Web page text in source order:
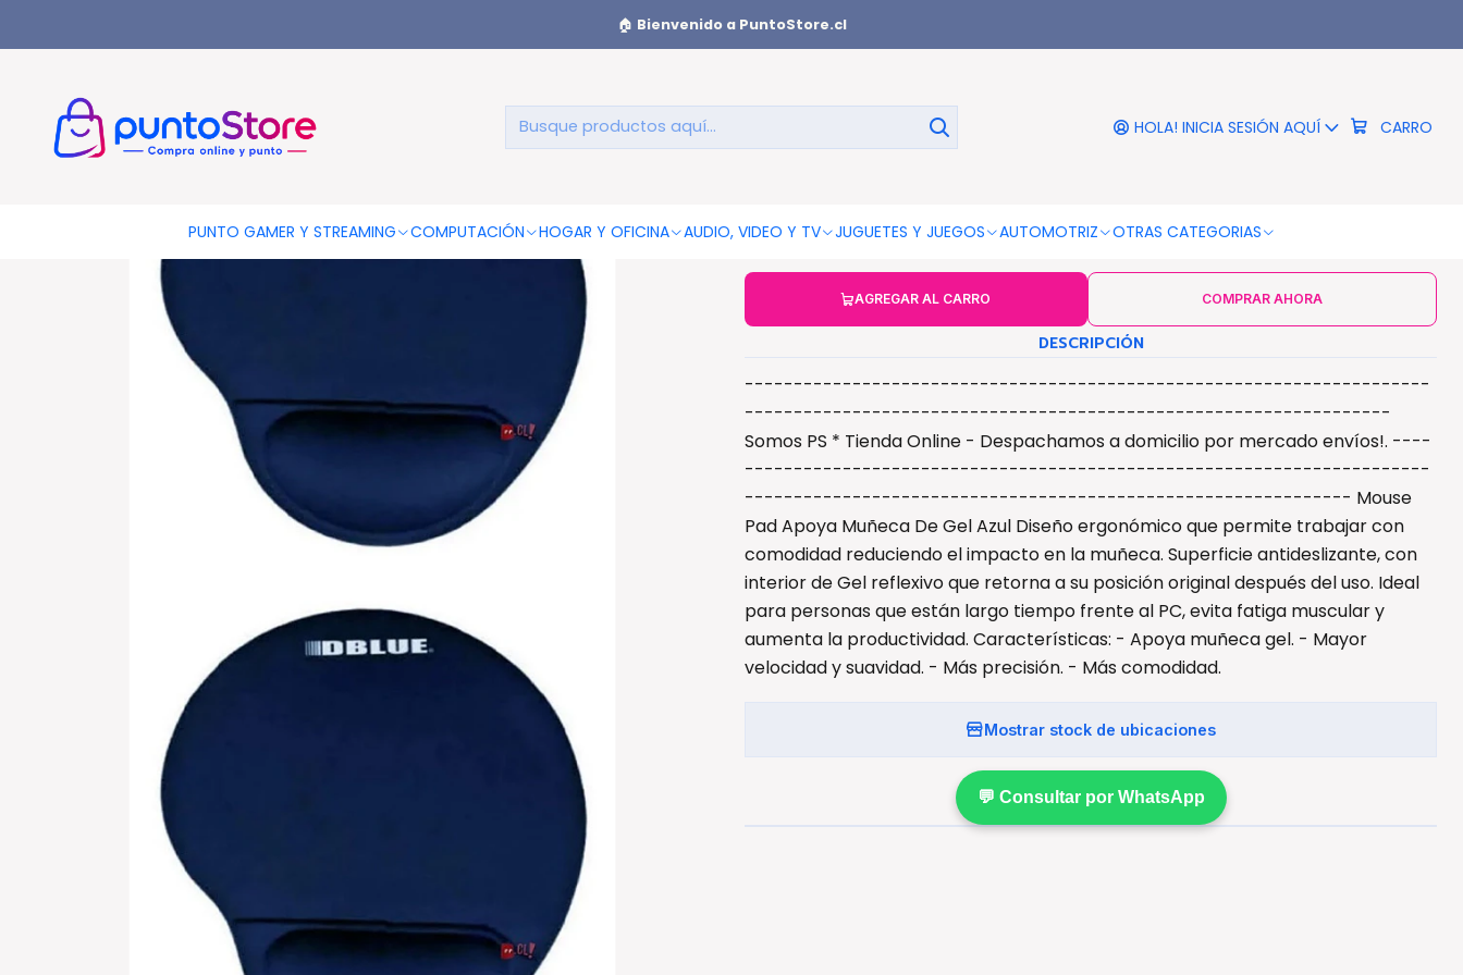
HOLA! INICIA SESIÓN AQUÍ CARRO
PUNTO GAMER Y STREAMING COMPUTACIÓN HOGAR Y OFICINA AUDIO, VIDEO Y TV JUGUETES Y JUEGOS AUTOMOTRIZ OTRAS CATEGORIAS
🏠 Bienvenido a PuntoStore.cl
Mouse Pad Apoya Muñeca De Gel Azul -
Azul
AGREGAR AL CARRO COMPRAR AHORA
DESCRIPCIÓN
----------------------------------------------------------------------
------------------------------------------------------------------
Somos PS * Tienda Online - Despachamos a domicilio por mercado envíos!. ----
----------------------------------------------------------------------
-------------------------------------------------------------- Mouse
Pad Apoya Muñeca De Gel Azul Diseño ergonómico que permite trabajar con
comodidad reduciendo el impacto en la muñeca. Superficie antideslizante, con
interior de Gel reflexivo que retorna a su posición original después del uso. Ideal
para personas que están largo tiempo frente al PC, evita fatiga muscular y
aumenta la productividad. Características: - Apoya muñeca gel. - Mayor
velocidad y suavidad. - Más precisión. - Más comodidad.
Mostrar stock de ubicaciones
💬 Consultar por WhatsApp